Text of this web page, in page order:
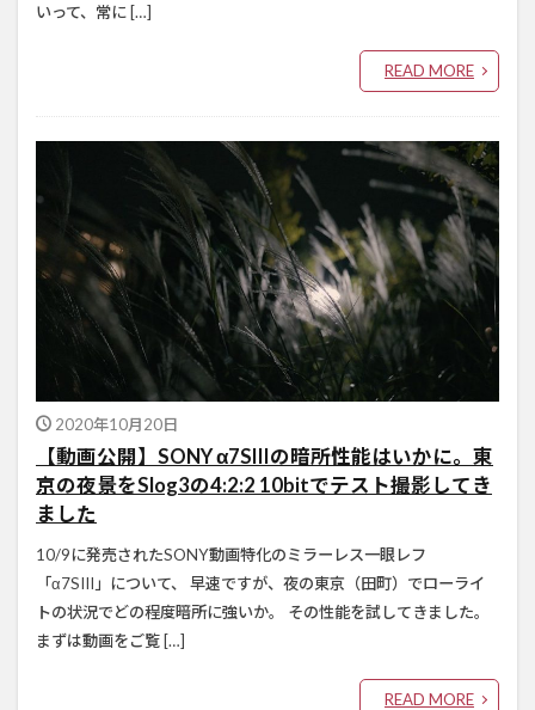
いって、常に […]
READ MORE
2020年10月20日
【動画公開】SONY α7SIIIの暗所性能はいかに。東
京の夜景をSlog3の4:2:2 10bitでテスト撮影してき
ました
10/9に発売されたSONY動画特化のミラーレス一眼レフ
「α7SIII」について、 早速ですが、夜の東京（田町）でローライ
トの状況でどの程度暗所に強いか。 その性能を試してきました。
まずは動画をご覧 […]
READ MORE